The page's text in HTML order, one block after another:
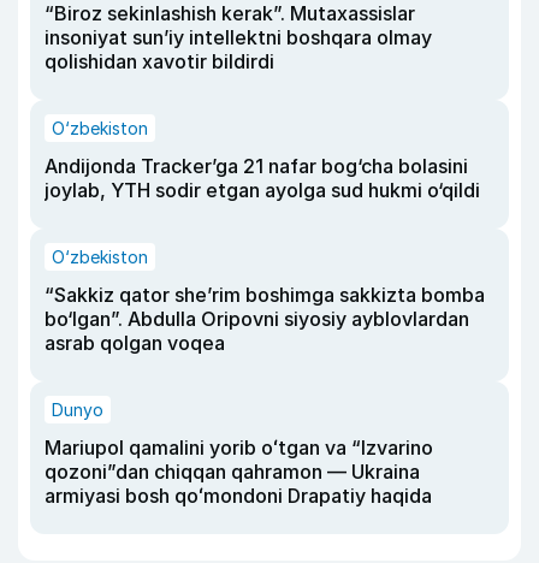
“Biroz sekinlashish kerak”. Mutaxassislar
insoniyat sun’iy intellektni boshqara olmay
qolishidan xavotir bildirdi
O‘zbekiston
Andijonda Tracker’ga 21 nafar bog‘cha bolasini
joylab, YTH sodir etgan ayolga sud hukmi o‘qildi
O‘zbekiston
“Sakkiz qator she’rim boshimga sakkizta bomba
bo‘lgan”. Abdulla Oripovni siyosiy ayblovlardan
asrab qolgan voqea
Dunyo
Mariupol qamalini yorib oʻtgan va “Izvarino
qozoni”dan chiqqan qahramon — Ukraina
armiyasi bosh qoʻmondoni Drapatiy haqida